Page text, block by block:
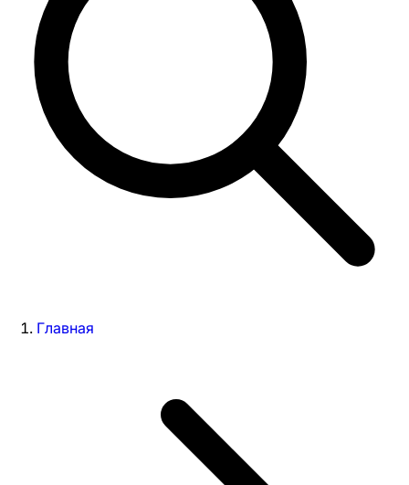
Главная